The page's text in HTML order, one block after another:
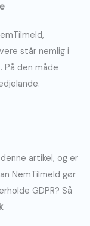
står nemlig i
På den måde
artikel, og er
NemTilmeld gør
GDPR? Så